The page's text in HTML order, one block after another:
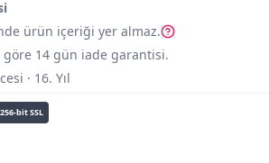
ürün içeriği yer almaz.
göre 14 gün iade garantisi.
· 16. Yıl
256-bit SSL